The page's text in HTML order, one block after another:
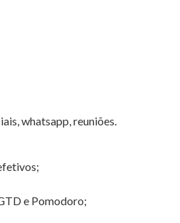
whatsapp, reuniões.
e Pomodoro;